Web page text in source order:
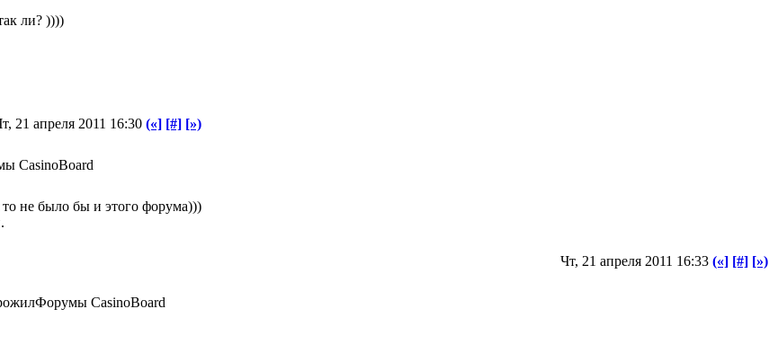
ли? ))))
21 апреля 2011 16:30 («] [#] [»)
CasinoBoard
то не было бы и этого форума)))
Чт, 21 апреля 2011 16:33 («] [#] [»)
Форумы CasinoBoard